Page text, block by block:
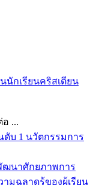
นักเรียนคริสเตียน
...
ดับ 1 นวัตกรรมการ
ฒนาศักยภาพการ
ามฉลาดรู้ของผู้เรียน